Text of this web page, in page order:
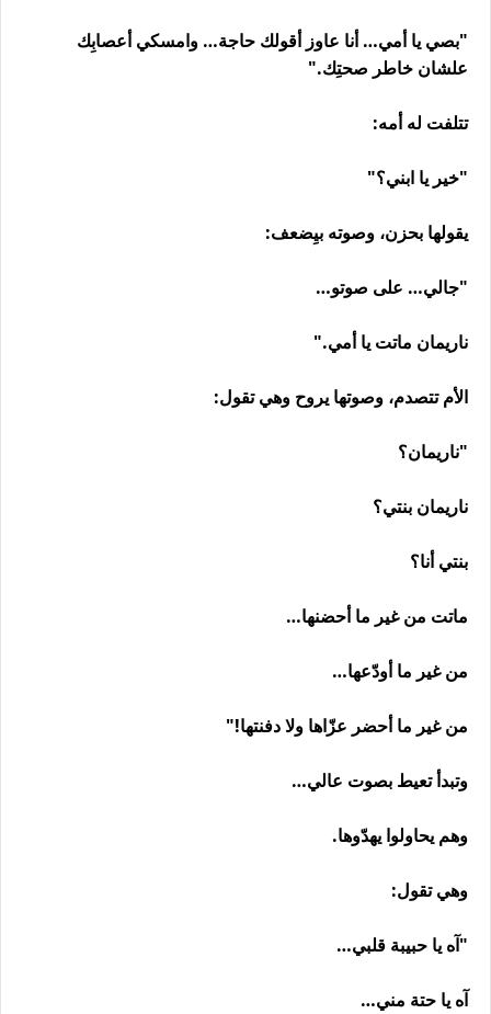
"بصي يا أمي… أنا عاوز أقولك حاجة… وامسكي أعصابِك
علشان خاطر صحتِك."
تتلفت له أمه:
"خير يا ابني؟"
يقولها بحزن، وصوته بيِضعف:
"جالي… على صوتو…
ناريمان ماتت يا أمي."
الأم تتصدم، وصوتها يروح وهي تقول:
"ناريمان؟
ناريمان بنتي؟
بنتي أنا؟
ماتت من غير ما أحضنها…
من غير ما أودّعها…
من غير ما أحضر عزّاها ولا دفنتها!"
وتبدأ تعيط بصوت عالي…
وهم يحاولوا يهدّوها.
وهي تقول:
"آه يا حبيبة قلبي…
آه يا حتة مني…